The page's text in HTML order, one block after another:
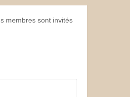
membres sont invités